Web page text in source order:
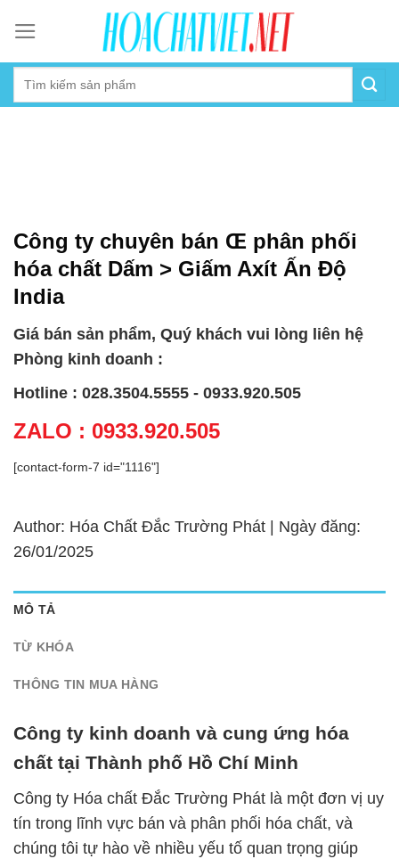
content
Công ty chuyên bán Œ phân phối
hóa chất Dấm > Giấm Axít Ấn Độ
India
Giá bán sản phẩm, Quý khách vui lòng liên hệ
Phòng kinh doanh :
Hotline : 028.3504.5555 - 0933.920.505
ZALO : 0933.920.505
[contact-form-7 id="1116"]
Author: Hóa Chất Đắc Trường Phát | Ngày đăng:
26/01/2025
MÔ TẢ
TỪ KHÓA
THÔNG TIN MUA HÀNG
Công ty kinh doanh và cung ứng hóa
chất tại Thành phố Hồ Chí Minh
Công ty Hóa chất Đắc Trường Phát là một đơn vị uy
tín trong lĩnh vực bán và phân phối hóa chất, và
chúng tôi tự hào về nhiều yếu tố quan trọng giúp